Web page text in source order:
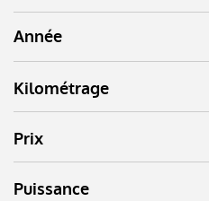
Année
Kilométrage
Prix
Puissance